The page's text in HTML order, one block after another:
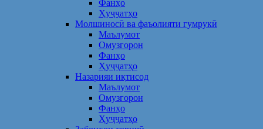
Фанҳо
Ҳуҷҷатҳо
Молшиносӣ ва фаъолияти гумрукӣ
Маълумот
Омузгорон
Фанҳо
Ҳуҷҷатҳо
Назарияи иқтисод
Маълумот
Омузгорон
Фанҳо
Ҳуҷҷатҳо